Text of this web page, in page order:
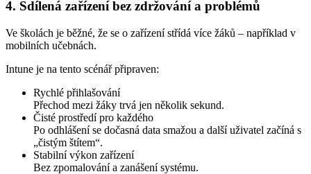
4. Sdílená zařízení bez zdržování a problémů
Ve školách je běžné, že se o zařízení střídá více žáků – například v
mobilních učebnách.
Intune je na tento scénář připraven:
Rychlé přihlašování
Přechod mezi žáky trvá jen několik sekund.
Čisté prostředí pro každého
Po odhlášení se dočasná data smažou a další uživatel začíná s
„čistým štítem“.
Stabilní výkon zařízení
Bez zpomalování a zanášení systému.